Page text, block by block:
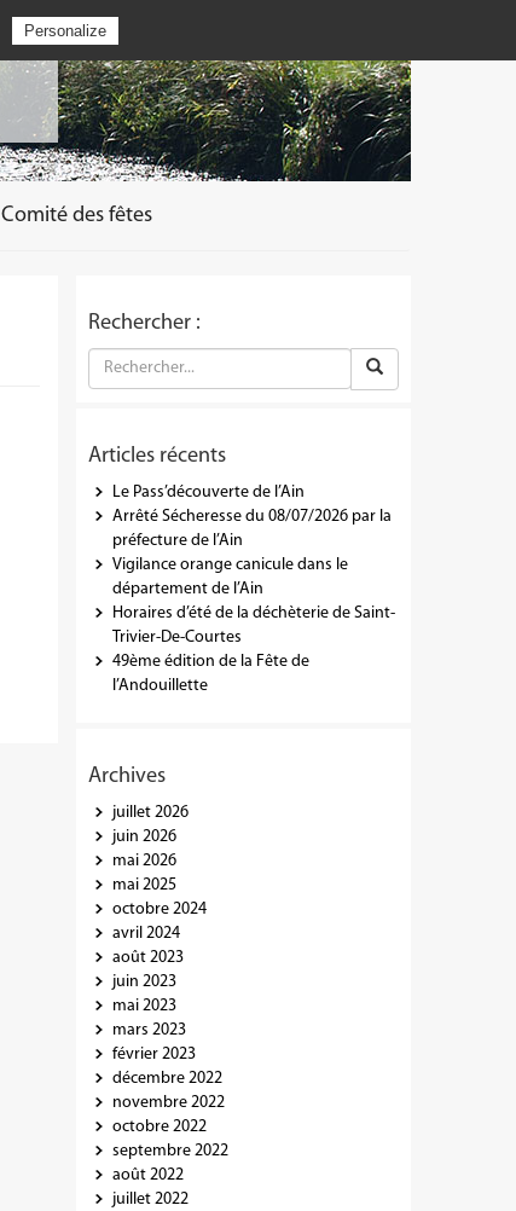
Comité des fêtes
Rechercher :
Articles récents
Le Pass’découverte de l’Ain
Arrêté Sécheresse du 08/07/2026 par la
préfecture de l’Ain
Vigilance orange canicule dans le
département de l’Ain
Horaires d’été de la déchèterie de Saint-
Trivier-De-Courtes
49ème édition de la Fête de
l’Andouillette
Archives
juillet 2026
juin 2026
mai 2026
mai 2025
octobre 2024
avril 2024
août 2023
juin 2023
mai 2023
mars 2023
février 2023
décembre 2022
novembre 2022
octobre 2022
septembre 2022
août 2022
juillet 2022
Personalize